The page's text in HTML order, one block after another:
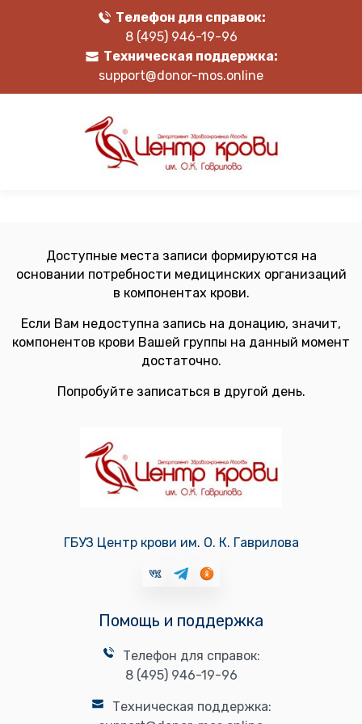
Телефон для справок:
8 (495) 946-19-96
Техническая поддержка:
support@donor-mos.online
Доступные места записи формируются на
основании потребности медицинских организаций
в компонентах крови.
Если Вам недоступна запись на донацию, значит,
компонентов крови Вашей группы на данный момент
достаточно.
Попробуйте записаться в другой день.
ГБУЗ Центр крови им. О. К. Гаврилова
Помощь и поддержка
Телефон для справок:
8 (495) 946-19-96
Техническая поддержка: